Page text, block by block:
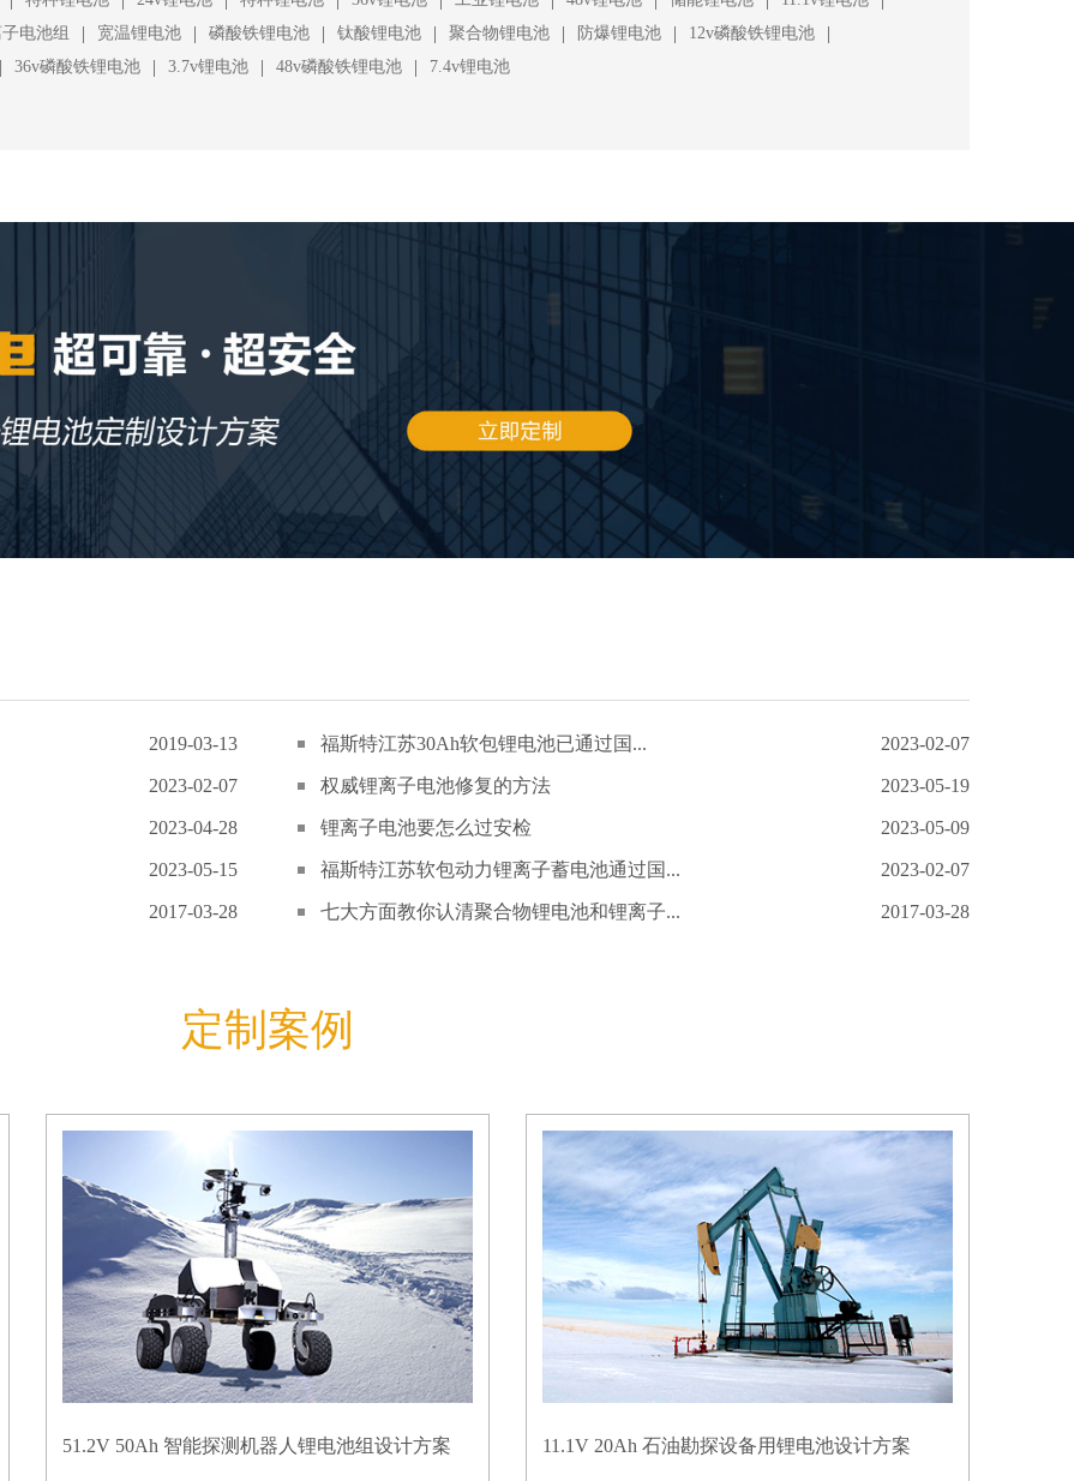
电池组 | 宽温锂电池 | 磷酸铁锂电池 | 钛酸锂电池 | 聚合物锂电池 | 防爆锂电池 | 12v磷酸铁锂电池 |
| 36v磷酸铁锂电池 | 3.7v锂电池 | 48v磷酸铁锂电池 | 7.4v锂电池
2019-03-13 福斯特江苏30Ah软包锂电池已通过国... 2023-02-07
2023-02-07 权威锂离子电池修复的方法 2023-05-19
2023-04-28 锂离子电池要怎么过安检 2023-05-09
2023-05-15 福斯特江苏软包动力锂离子蓄电池通过国... 2023-02-07
2017-03-28 七大方面教你认清聚合物锂电池和锂离子... 2017-03-28
定制案例
51.2V 50Ah 智能探测机器人锂电池组设计方案 11.1V 20Ah 石油勘探设备用锂电池设计方案